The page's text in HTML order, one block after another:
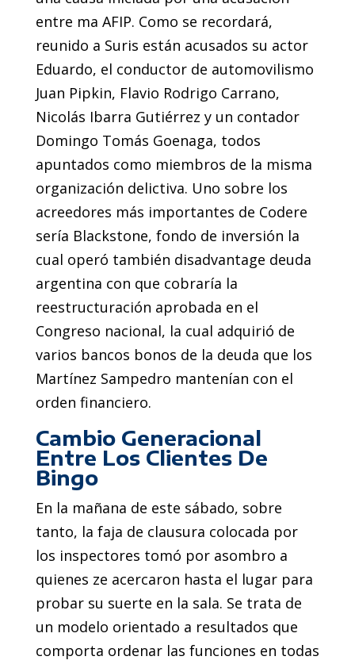
entre ma AFIP. Como se recordará,
reunido a Suris están acusados su actor
Eduardo, el conductor de automovilismo
Juan Pipkin, Flavio Rodrigo Carrano,
Nicolás Ibarra Gutiérrez y un contador
Domingo Tomás Goenaga, todos
apuntados como miembros de la misma
organización delictiva. Uno sobre los
acreedores más importantes de Codere
sería Blackstone, fondo de inversión la
cual operó también disadvantage deuda
argentina con que cobraría la
reestructuración aprobada en el
Congreso nacional, la cual adquirió de
varios bancos bonos de la deuda que los
Martínez Sampedro mantenían con el
orden financiero.
Cambio Generacional
Entre Los Clientes De
Bingo
En la mañana de este sábado, sobre
tanto, la faja de clausura colocada por
los inspectores tomó por asombro a
quienes ze acercaron hasta el lugar para
probar su suerte en la sala. Se trata de
un modelo orientado a resultados que
comporta ordenar las funciones en todas